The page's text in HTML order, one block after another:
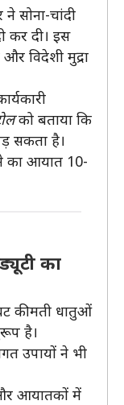
ने सोना-चांदी
कर दी। इस
विदेशी मुद्रा
को बताया कि
सकता है।
का आयात 10-
का
कीमती धातुओं
है।
उपायों ने भी
आयातकों में